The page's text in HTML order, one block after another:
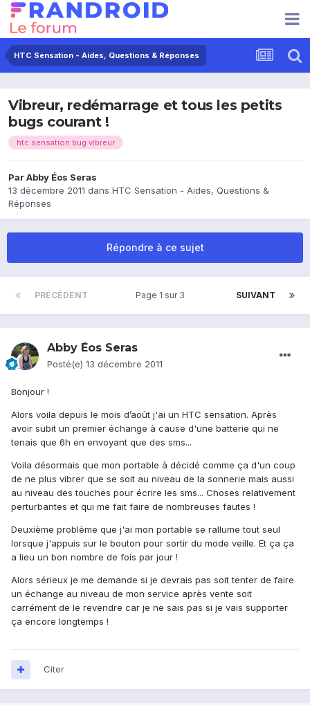
HTC Sensation - Aides, Questions & Réponses
Vibreur, redémarrage et tous les petits
bugs courant !
htc sensation bug vibreur
ParAbby Éos Seras
13 décembre 2011 dans HTC Sensation - Aides, Questions &
Réponses
Répondre à ce sujet
PRÉCÉDENT SUIVANT
Page 1 sur 3
Abby Éos Seras
Posté(e) 13 décembre 2011
Bonjour !
Alors voila depuis le mois d’août j'ai un HTC sensation. Après
avoir subit un premier échange à cause d'une batterie qui ne
tenais que 6h en envoyant que des sms...
Voila désormais que mon portable à décidé comme ça d'un coup
de ne plus vibrer que se soit au niveau de la sonnerie mais aussi
au niveau des touches pour écrire les sms... Choses relativement
perturbantes et qui me fait faire de nombreuses fautes !
Deuxième problème que j'ai mon portable se rallume tout seul
lorsque j'appuis sur le bouton pour sortir du mode veille. Et ça ça
a lieu un bon nombre de fois par jour !
Alors sérieux je me demande si je devrais pas soit tenter de faire
un échange au niveau de mon service après vente soit
carrément de le revendre car je ne sais pas si je vais supporter
ça encore longtemps !
Citer